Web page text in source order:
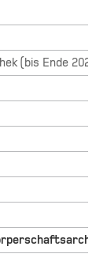
(bis Ende 2025)